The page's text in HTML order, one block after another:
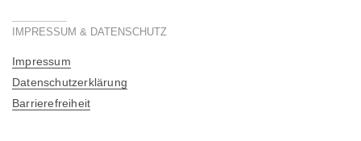
IMPRESSUM & DATENSCHUTZ
Impressum
Datenschutzerklärung
Barrierefreiheit